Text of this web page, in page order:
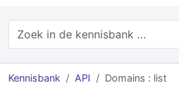
Kennisbank API Domains : list